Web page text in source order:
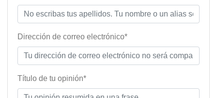
Dirección de correo electrónico*
Título de tu opinión*